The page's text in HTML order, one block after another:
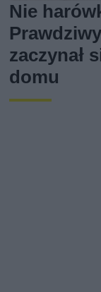
Nie
zaczynał
domu